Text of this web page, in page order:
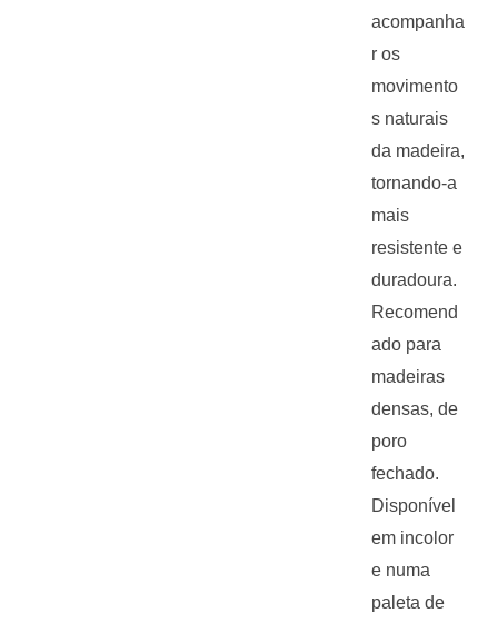
acompanha
r os
movimento
s naturais
da madeira,
tornando-a
mais
resistente e
duradoura.
Recomend
ado para
madeiras
densas, de
poro
fechado.
Disponível
em incolor
e numa
paleta de